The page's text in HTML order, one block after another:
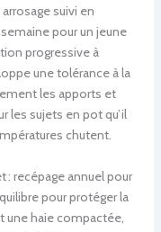
suivi en
pour un jeune
progressive à
une tolérance à la
les apports et
les sujets en pot qu’il
chutent.
recépage annuel pour
pour protéger la
une haie compactée,